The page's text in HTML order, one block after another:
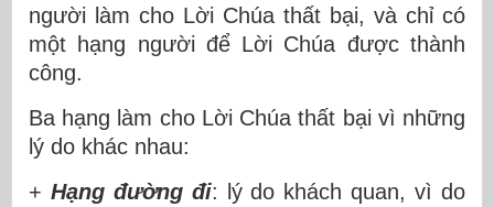
người làm cho Lời Chúa thất bại, và chỉ có
một hạng người để Lời Chúa được thành
công.
Ba hạng làm cho Lời Chúa thất bại vì những
lý do khác nhau:
+ Hạng đường đi: lý do khách quan, vì do